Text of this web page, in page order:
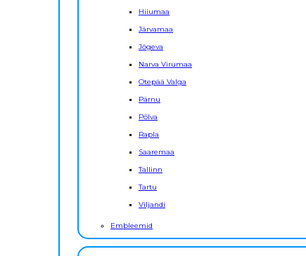
Hiiumaa
Järvamaa
Jõgeva
Narva Virumaa
Otepää Valga
Pärnu
Põlva
Rapla
Saaremaa
Tallinn
Tartu
Viljandi
Embleemid